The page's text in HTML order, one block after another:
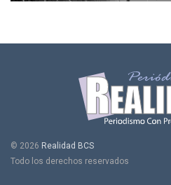
© 2026 Realidad BCS
Todo los derechos reservados